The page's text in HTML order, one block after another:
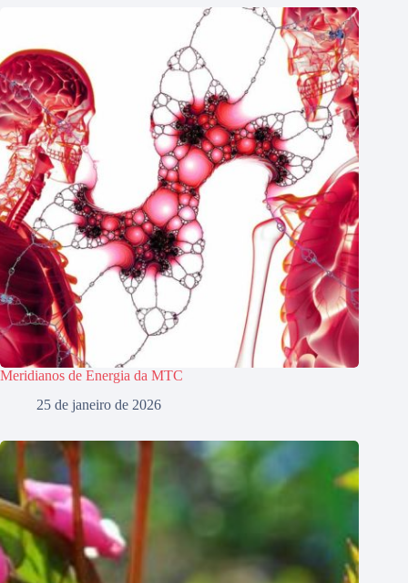
Meridianos de Energia da MTC
25 de janeiro de 2026